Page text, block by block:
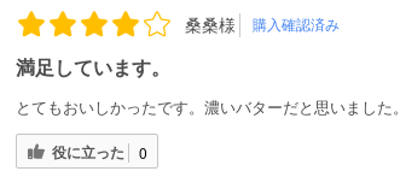
桑桑様 購入確認済み
満足しています。
とてもおいしかったです。濃いバターだと思いました。
役に立った 0